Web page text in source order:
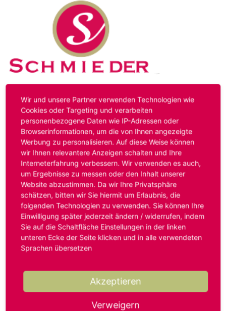
Kontakt Impressum Datenschutz
Hinweis:Das von ihnen aufgerufene Stellenangebot ist
bereits ausgelaufen. Alternative Stellenanzeigen finden
Sie unter:
www.schmieder-personal.de/stellenangebote
Oder Sie bewerben sich
initiativund wir suchen für Sie
passende Stellenangebote.
Anmelden
Benutzername oder E-Mail-Adresse*
Passwort*
Wir und unsere Partner verwenden Technologien wie
Cookies oder Targeting und verarbeiten
personenbezogene Daten wie IP-Adressen oder
Browserinformationen, um die von Ihnen angezeigte
Werbung zu personalisieren. Auf diese Weise können
wir Ihnen relevantere Anzeigen schalten und Ihre
Interneterfahrung verbessern. Wir verwenden es auch,
um Ergebnisse zu messen oder den Inhalt unserer
Website abzustimmen. Da wir Ihre Privatsphäre
schätzen, bitten wir Sie hiermit um Erlaubnis, die
folgenden Technologien zu verwenden. Sie können Ihre
Einwilligung später jederzeit ändern / widerrufen, indem
Sie auf die Schaltfläche Einstellungen in der linken
unteren Ecke der Seite klicken und in alle verwendeten
Sprachen übersetzen
Akzeptieren
Verweigern